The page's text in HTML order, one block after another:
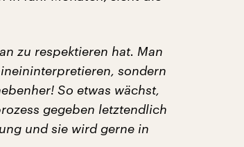
zu respektieren hat. Man
sondern
So etwas wächst,
gegeben letztendlich
und sie wird gerne in